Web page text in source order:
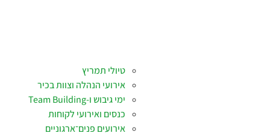
טיולי תמריץ
אירועי הנהלה וצוות בכיר
ימי גיבוש ו-Team Building
כנסים ואירועי לקוחות
אירועים פנים־ארגוניים